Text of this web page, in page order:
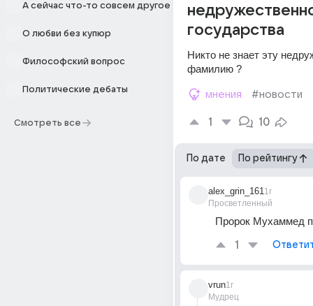
А сейчас что-то совсем другое
О любви без купюр
Философский вопрос
Политические дебаты
Смотреть все
государства
Никто не знает эту
фамилию ?
мнения #новости
1 10
По дате По рейтингу
alex_grin_161
Просветленный
1г
Пророк Мухаммед
1
vrun
Мудрец
1г